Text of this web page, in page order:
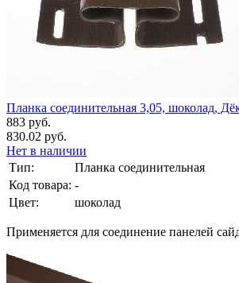
Планка соединительная 3,05, шоколад,
883 руб.
830.02 руб.
Нет в наличии
Тип:
Планка соединительная
Код товара: -
Цвет:
шоколад
Применяется для соединение панелей